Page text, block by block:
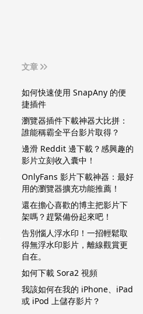
文章
如何快速使用 SnapAny 的便
捷插件
瀏覽器插件下載神器大比拼：
誰能稱霸全平台影片取得？
邊滑 Reddit 邊下載？感興趣的
影片立刻收入囊中！
OnlyFans 影片下載神器：最好
用的瀏覽器擴充功能推薦！
還在擔心喜歡的博主把影片下
架嗎？趕緊備份起來吧！
告別惱人浮水印！一招輕鬆取
得無浮水印影片，離線觀賞更
自在。
如何下載 Sora2 視頻
我該如何在我的 iPhone、iPad
或 iPod 上儲存影片？